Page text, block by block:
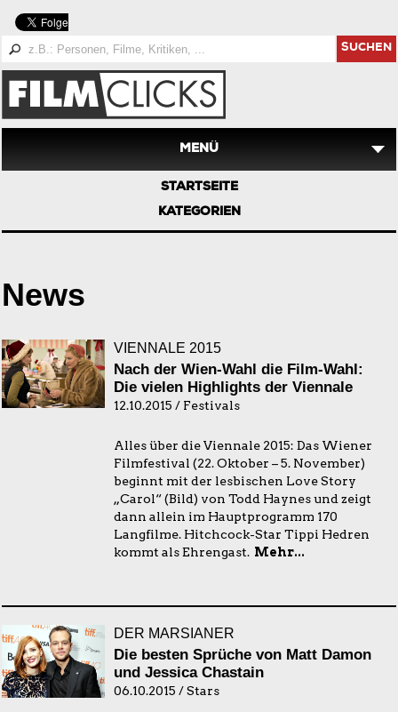
SUCHEN
MENÜ
STARTSEITE
KATEGORIEN
News
VIENNALE 2015
Nach der Wien-Wahl die Film-Wahl:
Die vielen Highlights der Viennale
12.10.2015 / Festivals
Alles über die Viennale 2015: Das Wiener
Filmfestival (22. Oktober – 5. November)
beginnt mit der lesbischen Love Story
„Carol“ (Bild) von Todd Haynes und zeigt
dann allein im Hauptprogramm 170
Langfilme. Hitchcock-Star Tippi Hedren
kommt als Ehrengast. Mehr...
DER MARSIANER
Die besten Sprüche von Matt Damon
und Jessica Chastain
06.10.2015 / Stars